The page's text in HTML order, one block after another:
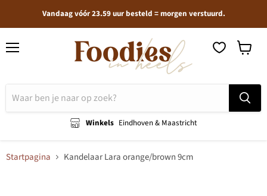
Vandaag vóór 23.59 uur besteld = morgen verstuurd.
Winkels Eindhoven & Maastricht
Startpagina Kandelaar Lara orange/brown 9cm